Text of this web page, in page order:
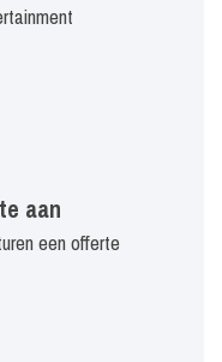
aan
een offerte